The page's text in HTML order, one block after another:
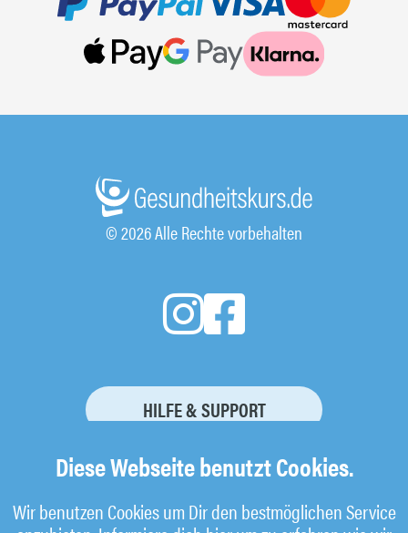
© 2026 Alle Rechte vorbehalten
HILFE & SUPPORT
KURSBUCHUNG STORNIEREN
Diese Webseite benutzt Cookies.
Wir benutzen Cookies um Dir den bestmöglichen Service